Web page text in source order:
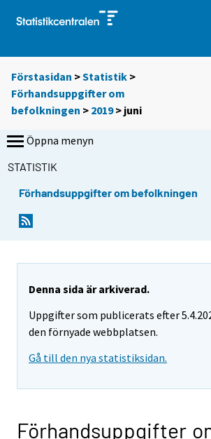
Förstasidan >Statistik >
Förhandsuppgifter om
befolkningen > 2019> juni
Öppna menyn
STATISTIK
Förhandsuppgifter om befolkningen
Denna sida är arkiverad.
Uppgifter som publicerats efter
den förnyade webbplatsen.
Gå till den nya statistiksidan.
Förhandsuppgifter